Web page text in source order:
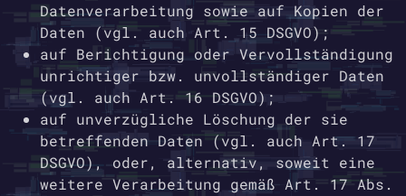
Datenverarbeitung sowie auf Kopien der
Daten (vgl. auch Art. 15 DSGVO);
auf Berichtigung oder Vervollständigung
unrichtiger bzw. unvollständiger Daten
(vgl. auch Art. 16 DSGVO);
auf unverzügliche Löschung der sie
betreffenden Daten (vgl. auch Art. 17
DSGVO), oder, alternativ, soweit eine
weitere Verarbeitung gemäß Art. 17 Abs.